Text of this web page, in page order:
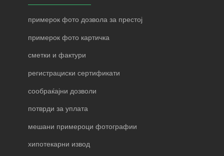
примерок фото дозвола за престој
примерок фото картичка
сметки и фактури
регистрациски сертификати
сообраќајни дозволи
потврди за уплата
мешани примероци фотографии
хипотекарни извод